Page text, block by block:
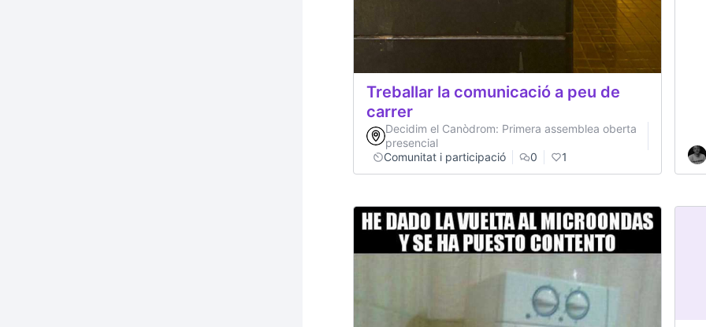
Treballar la comunicació a peu de
carrer
Decidim el Canòdrom: Primera assemblea oberta
presencial
Comunitat i participació
0 1